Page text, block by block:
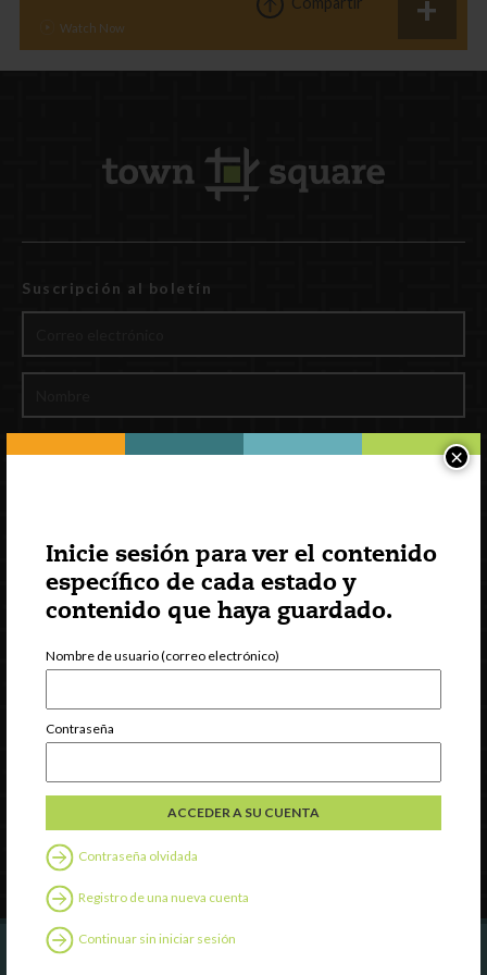
Inicie sesión para ver el contenido
específico de cada estado y
contenido que haya guardado.
Nombre de usuario (correo electrónico)
Contraseña
Contraseña olvidada
Registro de una nueva cuenta
Continuar sin iniciar sesión
×
Suscripción al boletín
Gateways
Español
English(Inglés)
Recursos externos
English(Inglés)
Síguenos en